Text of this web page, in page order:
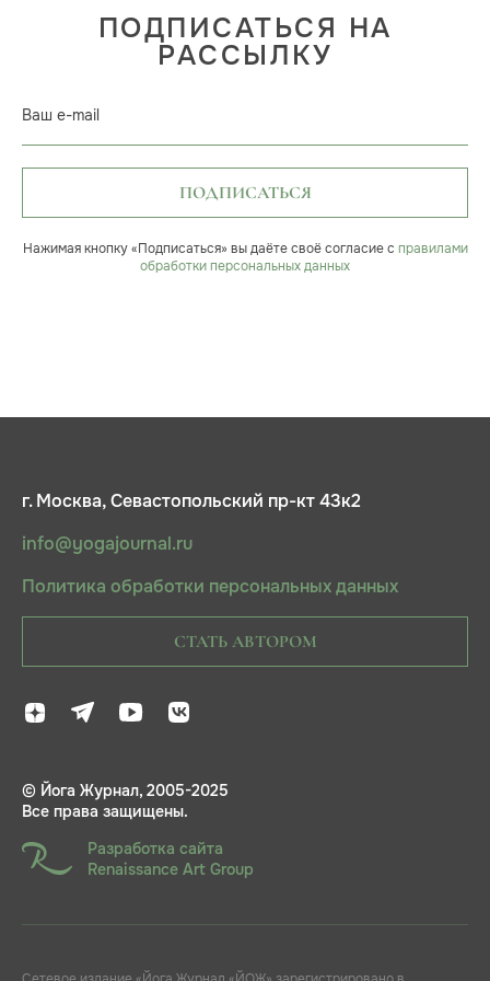
ПОДПИСАТЬСЯ НА
РАССЫЛКУ
Ваш e-mail
ПОДПИСАТЬСЯ
Нажимая кнопку «Подписаться» вы даёте своё согласие с правилами
обработки персональных данных
г. Москва, Севастопольский пр-кт 43к2
info@yogajournal.ru
Политика обработки персональных данных
СТАТЬ АВТОРОМ
© Йога Журнал, 2005-2025
Все права защищены.
Разработка сайта
Renaissance Art Group